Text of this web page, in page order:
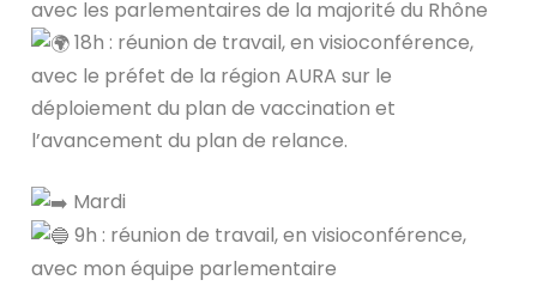
avec les parlementaires de la majorité du Rhône
18h : réunion de travail, en visioconférence,
avec le préfet de la région AURA sur le
déploiement du plan de vaccination et
l’avancement du plan de relance.
Mardi
9h : réunion de travail, en visioconférence,
avec mon équipe parlementaire